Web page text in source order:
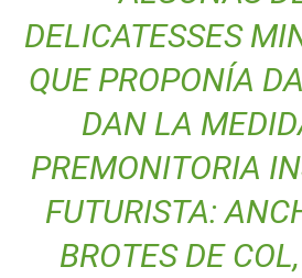
DELICATESSES
QUE PROPONÍA
DAN LA
PREMONITORIA
FUTURISTA:
BROTES DE